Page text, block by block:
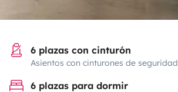
6 plazas con cinturón
Asientos con cinturones de seguridad
6 plazas para dormir